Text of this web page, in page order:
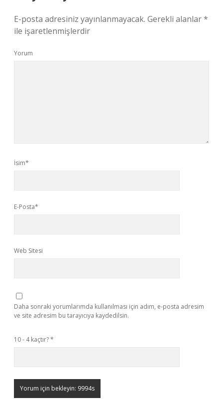
E-posta adresiniz yayınlanmayacak. Gerekli alanlar*
ile işaretlenmişlerdir
Yorum
İsim*
E-Posta*
Web Sitesi
Daha sonraki yorumlarımda kullanılması için adım, e-posta adresim
ve site adresim bu tarayıcıya kaydedilsin.
10 - 4 kaçtır?*